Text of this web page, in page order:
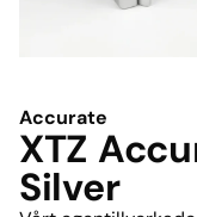
Accurate
XTZ
Silver